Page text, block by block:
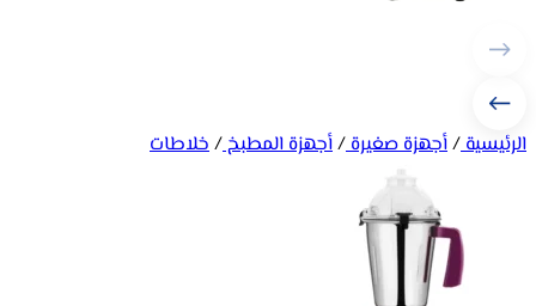
الرئيسية/أجهزة صغيرة/أجهزة المطبخ/خلاطات